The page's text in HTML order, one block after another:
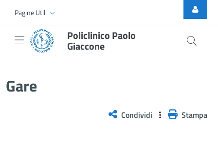
Skip to Main Content
Pagine Utili
Policlinico Paolo
Giaccone
Gare
Condividi Stampa